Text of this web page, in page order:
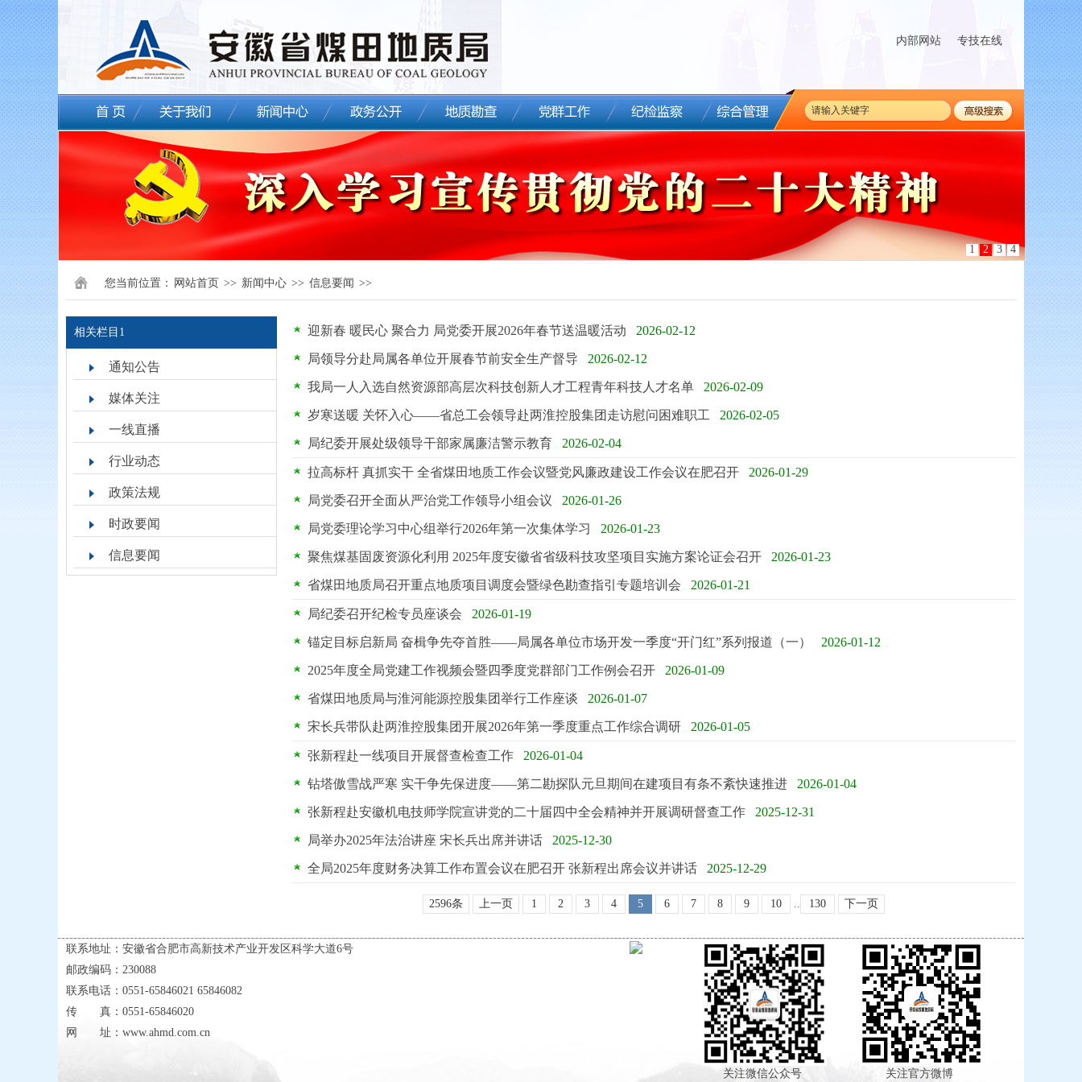
内部网站 专技在线
1 2 3 4
您当前位置： 网站首页 >> 新闻中心 >> 信息要闻 >>
相关栏目1
通知公告
媒体关注
一线直播
行业动态
政策法规
时政要闻
信息要闻
迎新春 暖民心 聚合力 局党委开展2026年春节送温暖活动 2026-02-12
局领导分赴局属各单位开展春节前安全生产督导 2026-02-12
我局一人入选自然资源部高层次科技创新人才工程青年科技人才名单 2026-02-09
岁寒送暖 关怀入心——省总工会领导赴两淮控股集团走访慰问困难职工 2026-02-05
局纪委开展处级领导干部家属廉洁警示教育 2026-02-04
拉高标杆 真抓实干 全省煤田地质工作会议暨党风廉政建设工作会议在肥召开 2026-01-29
局党委召开全面从严治党工作领导小组会议 2026-01-26
局党委理论学习中心组举行2026年第一次集体学习 2026-01-23
聚焦煤基固废资源化利用 2025年度安徽省省级科技攻坚项目实施方案论证会召开 2026-01-23
省煤田地质局召开重点地质项目调度会暨绿色勘查指引专题培训会 2026-01-21
局纪委召开纪检专员座谈会 2026-01-19
锚定目标启新局 奋楫争先夺首胜——局属各单位市场开发一季度“开门红”系列报道（一） 2026-01-12
2025年度全局党建工作视频会暨四季度党群部门工作例会召开 2026-01-09
省煤田地质局与淮河能源控股集团举行工作座谈 2026-01-07
宋长兵带队赴两淮控股集团开展2026年第一季度重点工作综合调研 2026-01-05
张新程赴一线项目开展督查检查工作 2026-01-04
钻塔傲雪战严寒 实干争先保进度——第二勘探队元旦期间在建项目有条不紊快速推进 2026-01-04
张新程赴安徽机电技师学院宣讲党的二十届四中全会精神并开展调研督查工作 2025-12-31
局举办2025年法治讲座 宋长兵出席并讲话 2025-12-30
全局2025年度财务决算工作布置会议在肥召开 张新程出席会议并讲话 2025-12-29
2596条 上一页 1 2 3 4 5 6 7 8 9 10 .. 130 下一页
联系地址：安徽省合肥市高新技术产业开发区科学大道6号
邮政编码：230088
联系电话：0551-65846021 65846082
传 真：0551-65846020
网 址：www.ahmd.com.cn
关注官方微博
关注微信公众号